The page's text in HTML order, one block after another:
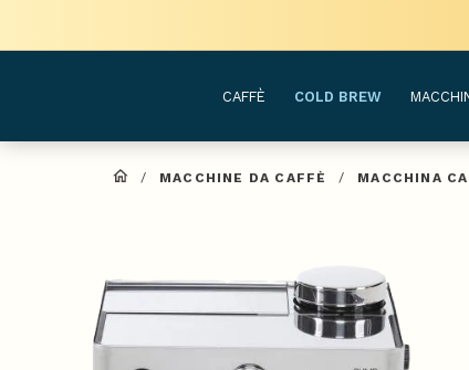
CAFFÈ COLD BREW
/ MACCHINE DA CAFFÈ / MACCHINA